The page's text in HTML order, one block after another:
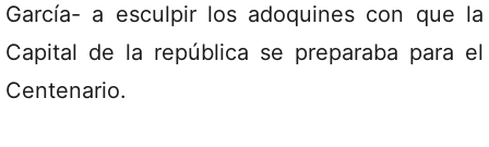
García- a esculpir los adoquines con que la
Capital de la república se preparaba para el
Centenario.